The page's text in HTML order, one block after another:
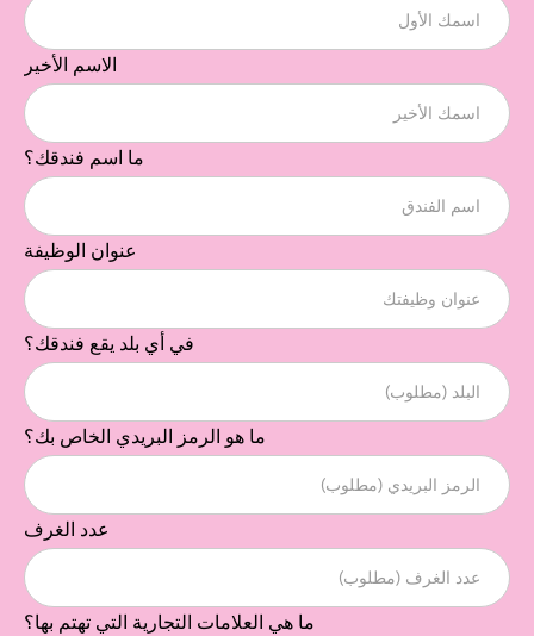
الاسم الأخير
ما اسم فندقك؟
عنوان الوظيفة
في أي بلد يقع فندقك؟
ما هو الرمز البريدي الخاص بك؟
عدد الغرف
ما هي العلامات التجارية التي تهتم بها؟